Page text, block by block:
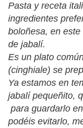
Pasta y receta
ingredientes
boloñesa, en
de jabalí.
Es un plato
(cinghiale) se
Ya estamos en
jabalí pequeñito,
para guardarlo
podéis evitarlo,